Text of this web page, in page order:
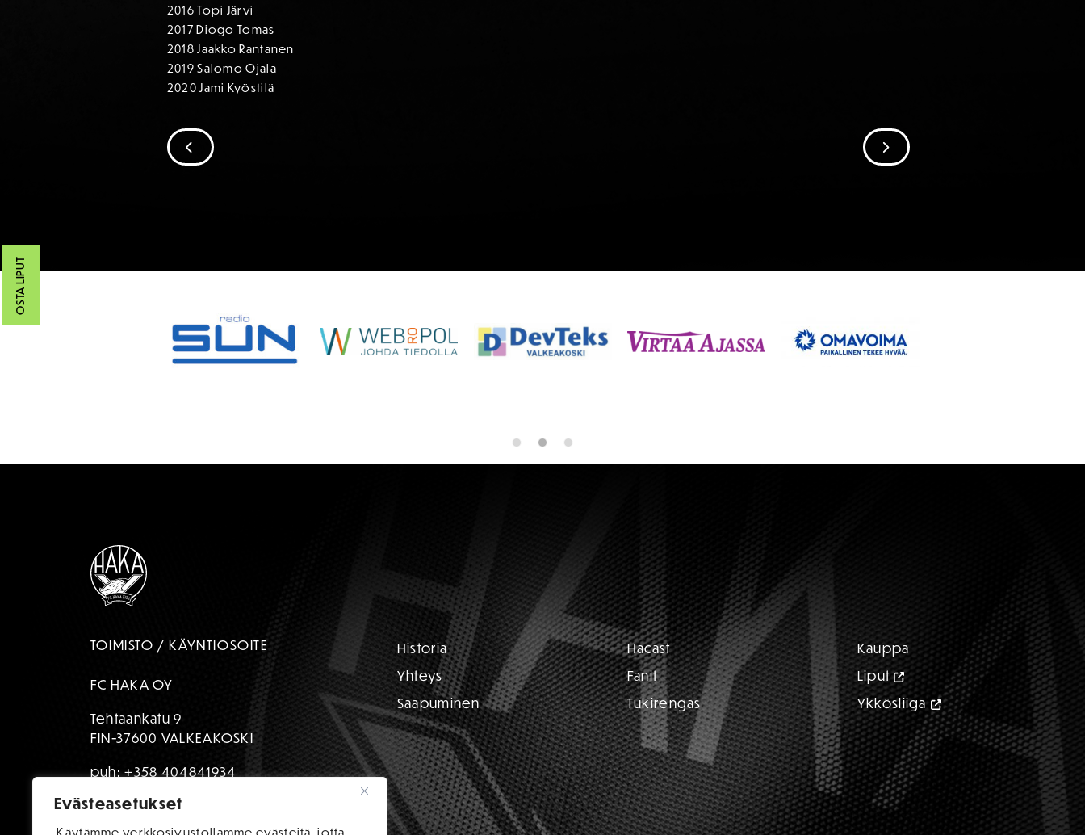
Evästeasetukset
2016 Topi Järvi
2017 Diogo Tomas
2018 Jaakko Rantanen
2019 Salomo Ojala
2020 Jami Kyöstilä
SIIRRY SEURAAVAAN
SIIRRY EDELLISEEN
SPONSORIT
OSTA LIPUT
TOIMISTO / KÄYNTIOSOITE
FC HAKA OY
Tehtaankatu 9
FIN-37600 VALKEAKOSKI
puh:+358 404841934
toimisto@fchaka.fi
Historia
Yhteys
Saapuminen
Hacast
Fanit
Tukirengas
Kauppa
Liput
Ykkösliiga